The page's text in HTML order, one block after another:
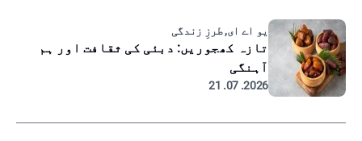
یو اے ای, طرزِ زندگی
تازہ کھجوریں: دبئی کی ثقافت اور ہم
آہنگی
2026. 07. 21